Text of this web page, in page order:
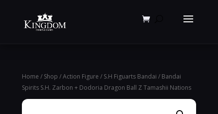
Home / Shop /Action Figure / S.H Figuarts Bandai / Bandai
Spirits S.H. Zarbon + Dodoria Dragon Ball Z Tamashii Nations